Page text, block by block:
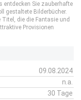
entdecken Sie zauberhafte
gestaltete Bilderbücher.
die die Fantasie und
Provisionen
09.08.2024
n.a.
30 Tage